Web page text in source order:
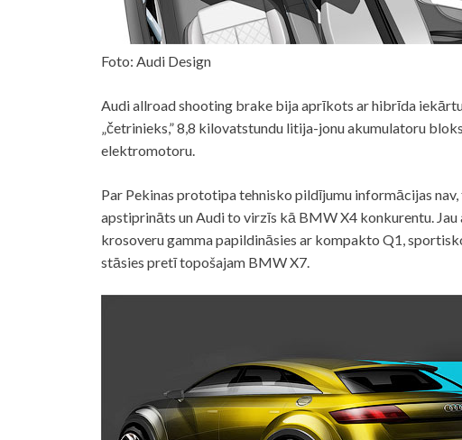
Foto: Audi Design
Audi allroad shooting brake bija aprīkots ar hibrīda
„četrinieks,” 8,8 kilovatstundu litija-jonu akumulatoru
elektromotoru.
Par Pekinas prototipa tehnisko pildījumu informācijas
apstiprināts un Audi to virzīs kā BMW X4 konkurentu.
krosoveru gamma papildināsies ar kompakto Q1,
stāsies pretī topošajam BMW X7.